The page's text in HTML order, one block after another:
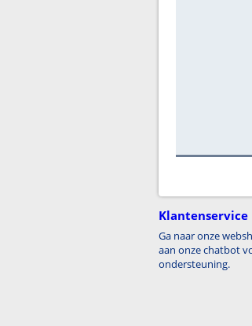
Klantenservice
Ga naar onze
aan onze chatbot
ondersteuning.